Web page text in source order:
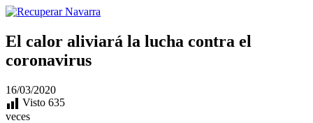
El calor aliviará la lucha contra el
coronavirus
16/03/2020
Visto 635
veces